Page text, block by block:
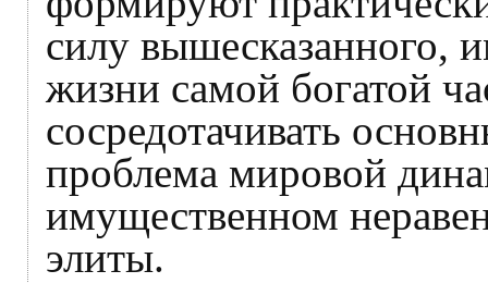
силу вышесказанного,
жизни самой богатой
сосредотачивать
проблема мировой
имущественном
элиты.